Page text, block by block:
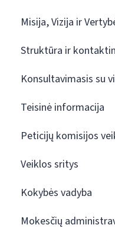
Misija, Vizija ir
Struktūra ir
Konsultavimasis su
Teisinė informacija
Peticijų komisijos
Veiklos sritys
Kokybės vadyba
Mokesčių